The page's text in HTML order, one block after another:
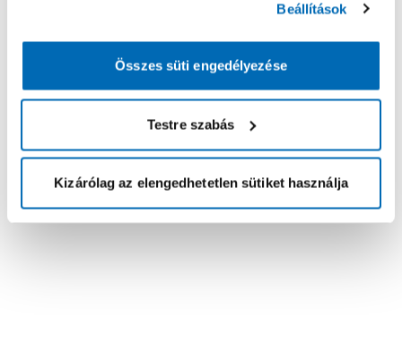
Beállítások
Összes süti engedélyezése
Testre szabás
Kizárólag az elengedhetetlen sütiket használja